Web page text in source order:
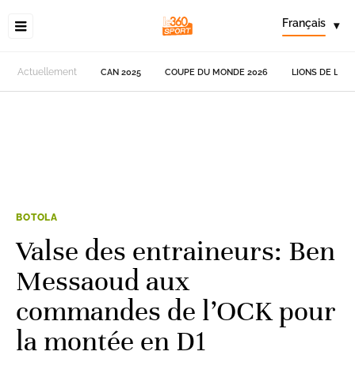
Français ▾
Actuellement CAN 2025 COUPE DU MONDE 2026 LIONS DE
BOTOLA
Valse des entraineurs: Ben
Messaoud aux
commandes de l’OCK pour
la montée en D1